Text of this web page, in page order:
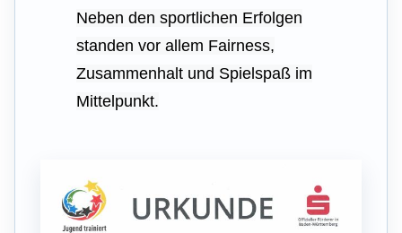
Neben den sportlichen Erfolgen
standen vor allem Fairness,
Zusammenhalt und Spielspaß im
Mittelpunkt.